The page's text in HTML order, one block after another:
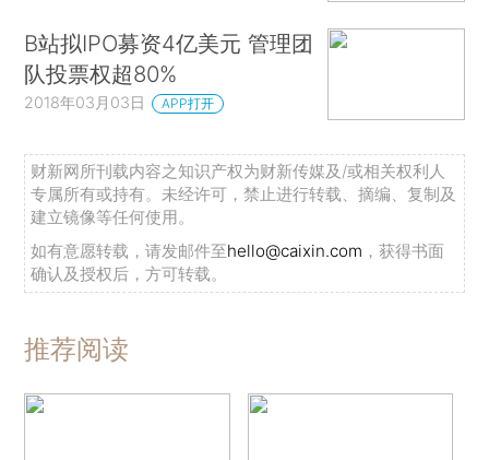
B站拟IPO募资4亿美元 管理团
队投票权超80%
2018年03月03日 APP打开
财新网所刊载内容之知识产权为财新传媒及/或相关权利人
专属所有或持有。未经许可，禁止进行转载、摘编、复制及
建立镜像等任何使用。
如有意愿转载，请发邮件至hello@caixin.com ，获得书面
确认及授权后，方可转载。
推荐阅读